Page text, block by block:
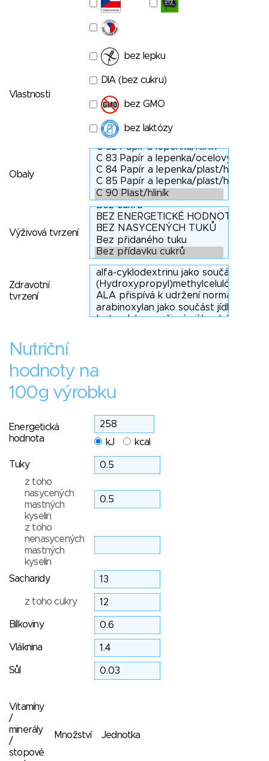
Vlastnosti
bez lepku
DIA (bez cukru)
bez GMO
bez laktózy
Obaly
Výživová tvrzení
Zdravotní
tvrzení
Nutriční
hodnoty na
100g výrobku
Energetická
hodnota
kJ kcal
Tuky
z toho
nasycených
mastných
kyselin
z toho
nenasycených
mastných
kyselin
Sacharidy
z toho cukry
Bílkoviny
Vláknina
Sůl
Vitamíny
/
minerály
/
stopové
Množství Jednotka